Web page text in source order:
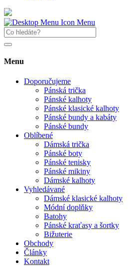
Menu
Menu
Doporučujeme
Pánská trička
Pánské kalhoty
Pánské klasické kalhoty
Pánské bundy a kabáty
Pánské bundy
Oblíbené
Dámská trička
Pánské boty
Pánské tenisky
Pánské mikiny
Dámské kalhoty
Vyhledávané
Dámské klasické kalhoty
Módní doplňky
Batohy
Pánské kraťasy a šortky
Bižuterie
Obchody
Články
Kontakt